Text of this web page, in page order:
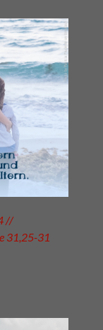
//
31,25-31